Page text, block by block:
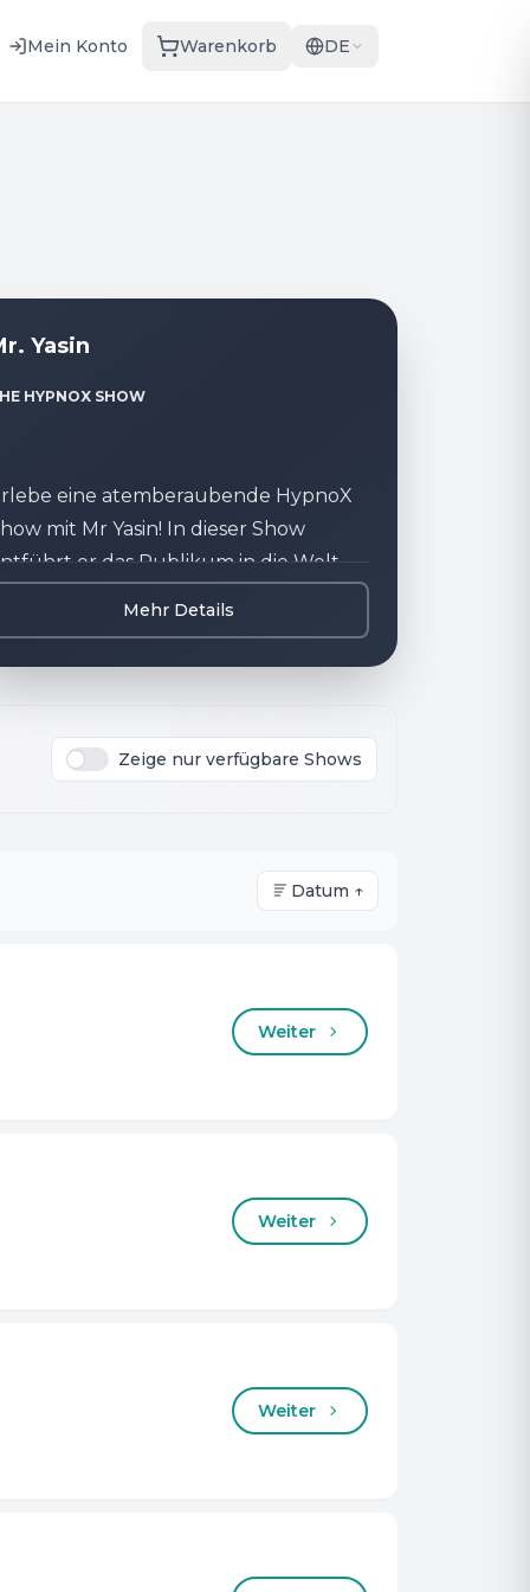
Mein Konto Warenkorb DE
Yasin
HYPNOX SHOW
eine atemberaubende HypnoX
mit Mr Yasin! In dieser Show
er das Publikum in die Welt
Hypnose und fasziniert seine Gäste
unvergessliche Weise. Während der
wählt Mr Yasin Freiwillige aus
Spannung und der Spaß sind
auf humorvolle Art und Weise und
HYPNOSE - Was, wenn es doch
die Bühne. Freiwillige Gäste aus dem
Publikum erleben live, wie erstaunlich
Mehr Details
Zeige nur verfügbare Shows
Datum ↑
Weiter
Weiter
Weiter